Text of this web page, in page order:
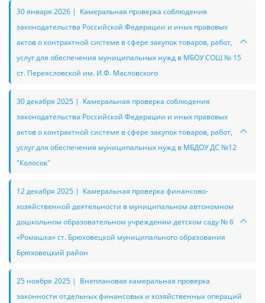
30 января 2026 | Камеральная проверка соблюдения
законодательства Российской Федерации и иных правовых
актов о контрактной системе в сфере закупок товаров, работ,
услуг для обеспечения муниципальных нужд в МБОУ СОШ № 15
ст. Переясловской им. И.Ф. Масловского
30 декабря 2025 | Камеральная проверка соблюдения
законодательства Российской Федерации и иных правовых
актов о контрактной системе в сфере закупок товаров, работ,
услуг для обеспечения муниципальных нужд в МБДОУ ДС №12
"Колосок"
12 декабря 2025 | Камеральная проверка финансово-
хозяйственной деятельности в муниципальном автономном
дошкольном образовательном учреждении детском саду № 6
«Ромашка» ст. Брюховецкой муниципального образования
Брюховецкий район
25 ноября 2025 | Внеплановая камеральная проверка
законности отдельных финансовых и хозяйственных операций